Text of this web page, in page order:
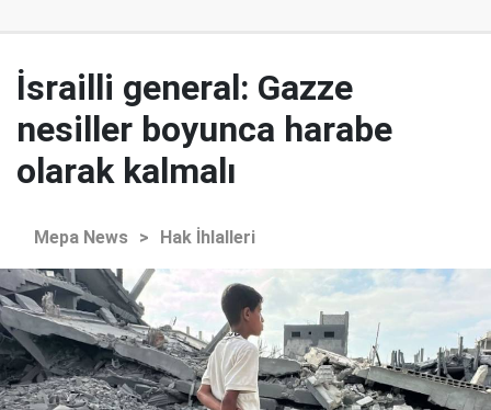
İsrailli general: Gazze
nesiller boyunca harabe
olarak kalmalı
Mepa News > Hak İhlalleri